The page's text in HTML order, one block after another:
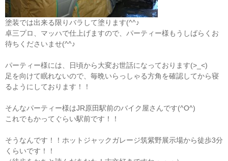
塗装では出来る限りバラして塗ります(^^♪
卓三プロ、マッハで仕上げますので、パーティー様もうしばらくお
待ちくださいませ(^^♪
パーティー様には、日頃から大変お世話になっております(>_<)
足を向けて眠れないので、毎晩いらっしゃる方角を確認してから寝
るようにしております！！
そんなパーティー様はJR原田駅前のバイク屋さんです(^O^)
これでもかってぐらい駅前です！！
そうなんです！！ホットジャックガレージ筑紫野展示場から徒歩3分
くらいです！！